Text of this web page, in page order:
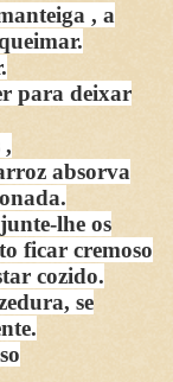
, a
para deixar
,
absorva
lhe os
ficar cremoso
cozido.
se